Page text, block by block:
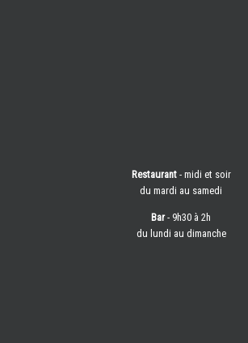
Restaurant- midi et soir
du mardi au samedi
Bar- 9h30 à 2h
du lundi au dimanche